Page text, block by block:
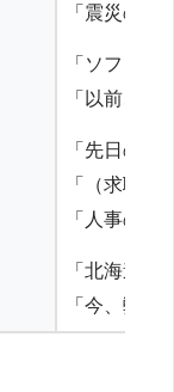
「震災の
「ソフト
「以前、
「先日の
「（求職
「人事の方
「北海道
「今、弊